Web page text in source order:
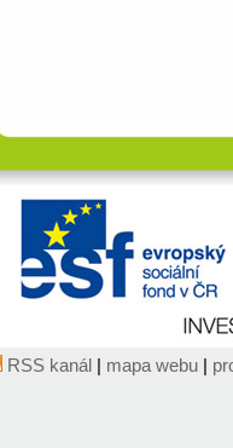
RSS kanál | mapa webu |